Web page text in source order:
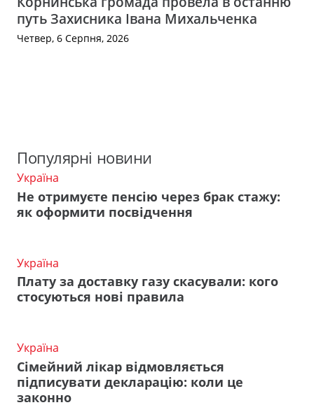
путь Захисника Івана Михальченка
Четвер, 6 Серпня, 2026
Популярні новини
Україна
Не отримуєте пенсію через брак стажу:
як оформити посвідчення
Україна
Плату за доставку газу скасували: кого
стосуються нові правила
Україна
Сімейний лікар відмовляється
підписувати декларацію: коли це
законно